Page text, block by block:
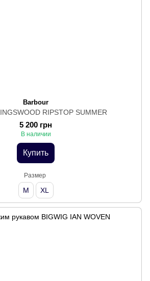
Barbour
RIPSTOP SUMMER
5 200 грн
В наличии
Купить
Размер
M XL